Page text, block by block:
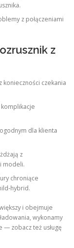
z połączeniami
z
konieczności czekania
dla klienta
z
modeli.
chroniące
i obejmuje
wykonamy
zobacz też usługę